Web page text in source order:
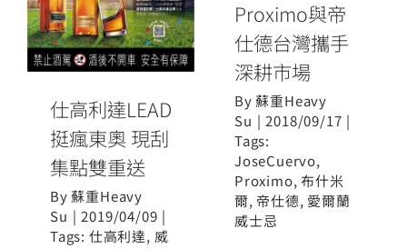
仕高利達LEAD
挺瘋東奧 現刮
集點雙重送
By蘇重Heavy
Su | 2019/04/09 |
Tags: 仕高利達, 威
Proximo與帝
仕德台灣攜手
深耕市場
By蘇重Heavy
Su | 2018/09/17 |
Tags:
JoseCuervo,
Proximo,布什米
爾, 帝仕德, 愛爾蘭
威士忌